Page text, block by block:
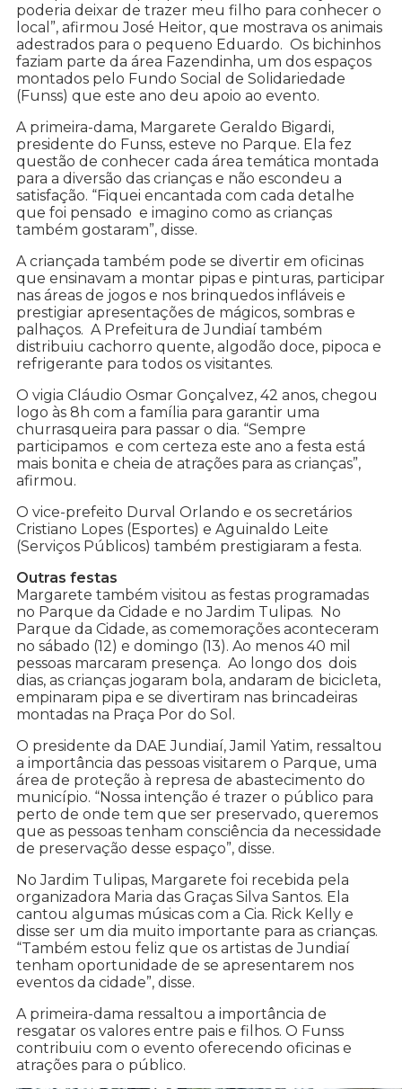
poderia deixar de trazer meu filho para conhecer o
local”, afirmou José Heitor, que mostrava os animais
adestrados para o pequeno Eduardo. Os bichinhos
faziam parte da área Fazendinha, um dos espaços
montados pelo Fundo Social de Solidariedade
(Funss) que este ano deu apoio ao evento.
A primeira-dama, Margarete Geraldo Bigardi,
presidente do Funss, esteve no Parque. Ela fez
questão de conhecer cada área temática montada
para a diversão das crianças e não escondeu a
satisfação. “Fiquei encantada com cada detalhe
que foi pensado e imagino como as crianças
também gostaram”, disse.
A criançada também pode se divertir em oficinas
que ensinavam a montar pipas e pinturas, participar
nas áreas de jogos e nos brinquedos infláveis e
prestigiar apresentações de mágicos, sombras e
palhaços. A Prefeitura de Jundiaí também
distribuiu cachorro quente, algodão doce, pipoca e
refrigerante para todos os visitantes.
O vigia Cláudio Osmar Gonçalvez, 42 anos, chegou
logo às 8h com a família para garantir uma
churrasqueira para passar o dia. “Sempre
participamos e com certeza este ano a festa está
mais bonita e cheia de atrações para as crianças”,
afirmou.
O vice-prefeito Durval Orlando e os secretários
Cristiano Lopes (Esportes) e Aguinaldo Leite
(Serviços Públicos) também prestigiaram a festa.
Outras festas
Margarete também visitou as festas programadas
no Parque da Cidade e no Jardim Tulipas. No
Parque da Cidade, as comemorações aconteceram
no sábado (12) e domingo (13). Ao menos 40 mil
pessoas marcaram presença. Ao longo dos dois
dias, as crianças jogaram bola, andaram de bicicleta,
empinaram pipa e se divertiram nas brincadeiras
montadas na Praça Por do Sol.
O presidente da DAE Jundiaí, Jamil Yatim, ressaltou
a importância das pessoas visitarem o Parque, uma
área de proteção à represa de abastecimento do
município. “Nossa intenção é trazer o público para
perto de onde tem que ser preservado, queremos
que as pessoas tenham consciência da necessidade
de preservação desse espaço”, disse.
No Jardim Tulipas, Margarete foi recebida pela
organizadora Maria das Graças Silva Santos. Ela
cantou algumas músicas com a Cia. Rick Kelly e
disse ser um dia muito importante para as crianças.
“Também estou feliz que os artistas de Jundiaí
tenham oportunidade de se apresentarem nos
eventos da cidade”, disse.
A primeira-dama ressaltou a importância de
resgatar os valores entre pais e filhos. O Funss
contribuiu com o evento oferecendo oficinas e
atrações para o público.